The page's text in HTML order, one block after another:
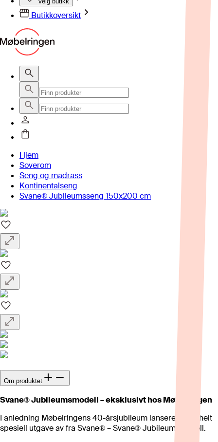
Butikkoversikt
Hjem
Soverom
Seng og madrass
Kontinentalseng
Svane® Jubileumsseng 150x200 cm
Om produktet
Svane® Jubileumsmodell – eksklusivt hos Møbelringen
I anledning Møbelringens 40-årsjubileum lanserer vi en helt
spesiell utgave av fra Svane® – Svane® Jubileumsmodell.